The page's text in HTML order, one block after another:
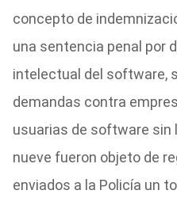
concepto de
una sentencia penal por
intelectual del software,
demandas contra
usuarias de software sin
nueve fueron objeto de
enviados a la Policía un